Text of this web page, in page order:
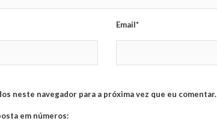
Email*
neste navegador para a próxima vez que eu comentar.
em números: